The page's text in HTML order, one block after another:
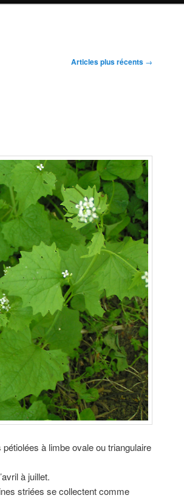
Articles plus récents →
à limbe ovale ou triangulaire
à juillet.
striées se collectent comme